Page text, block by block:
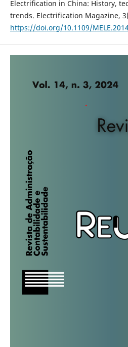
Electrification in China: History,
trends. Electrification Magazine,
https://doi.org/10.1109/